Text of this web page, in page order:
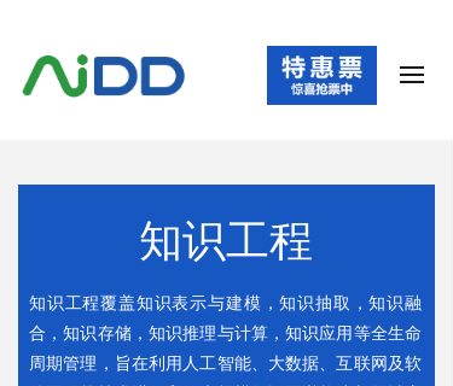
知识工程
知识工程覆盖知识表示与建模，知识抽取，知识融
合，知识存储，知识推理与计算，知识应用等全生命
周期管理，旨在利用人工智能、大数据、互联网及软